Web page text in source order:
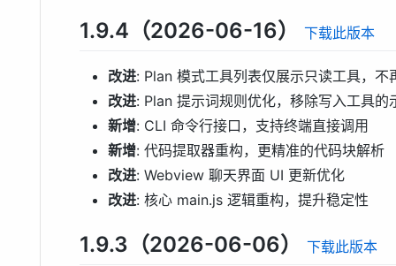
1.9.4（2026-06-16） 下载此版本
改进: Plan 模式工具列表仅展示只读工具，
改进: Plan 提示词规则优化，移除写入工具的
新增: CLI 命令行接口，支持终端直接调用
新增: 代码提取器重构，更精准的代码块解析
改进: Webview 聊天界面 UI 更新优化
改进: 核心 main.js 逻辑重构，提升稳定性
1.9.3（2026-06-06） 下载此版本